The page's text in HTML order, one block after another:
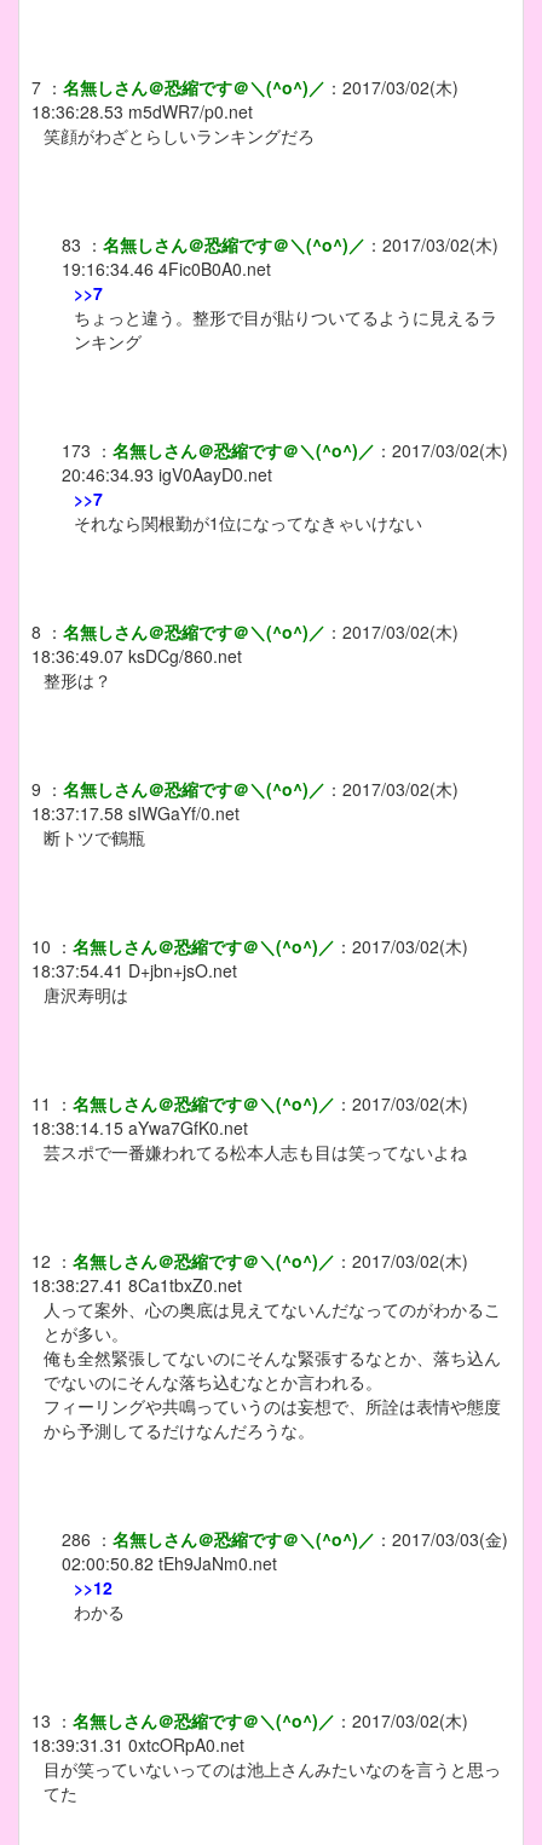
7 ： 名無しさん＠恐縮です＠＼(^o^)／ ： 2017/03/02(木)
18:36:28.53 m5dWR7/p0.net
笑顔がわざとらしいランキングだろ
83 ： 名無しさん＠恐縮です＠＼(^o^)／ ： 2017/03/02(木)
19:16:34.46 4Fic0B0A0.net
>>7
ちょっと違う。整形で目が貼りついてるように見えるラ
ンキング
173 ： 名無しさん＠恐縮です＠＼(^o^)／ ： 2017/03/02(木)
20:46:34.93 igV0AayD0.net
>>7
それなら関根勤が1位になってなきゃいけない
8 ： 名無しさん＠恐縮です＠＼(^o^)／ ： 2017/03/02(木)
18:36:49.07 ksDCg/860.net
整形は？
9 ： 名無しさん＠恐縮です＠＼(^o^)／ ： 2017/03/02(木)
18:37:17.58 sIWGaYf/0.net
断トツで鶴瓶
10 ： 名無しさん＠恐縮です＠＼(^o^)／ ： 2017/03/02(木)
18:37:54.41 D+jbn+jsO.net
唐沢寿明は
11 ： 名無しさん＠恐縮です＠＼(^o^)／ ： 2017/03/02(木)
18:38:14.15 aYwa7GfK0.net
芸スポで一番嫌われてる松本人志も目は笑ってないよね
12 ： 名無しさん＠恐縮です＠＼(^o^)／ ： 2017/03/02(木)
18:38:27.41 8Ca1tbxZ0.net
人って案外、心の奥底は見えてないんだなってのがわかるこ
とが多い。
俺も全然緊張してないのにそんな緊張するなとか、落ち込ん
でないのにそんな落ち込むなとか言われる。
フィーリングや共鳴っていうのは妄想で、所詮は表情や態度
から予測してるだけなんだろうな。
286 ： 名無しさん＠恐縮です＠＼(^o^)／ ： 2017/03/03(金)
02:00:50.82 tEh9JaNm0.net
>>12
わかる
13 ： 名無しさん＠恐縮です＠＼(^o^)／ ： 2017/03/02(木)
18:39:31.31 0xtcORpA0.net
目が笑っていないってのは池上さんみたいなのを言うと思っ
てた